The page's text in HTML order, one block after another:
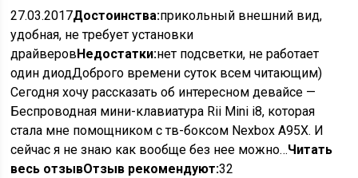
27.03.2017Достоинства:прикольный внешний вид,
удобная, не требует установки
драйверовНедостатки:нет подсветки, не работает
один диодДоброго времени суток всем читающим)
Сегодня хочу рассказать об интересном девайсе —
Беспроводная мини-клавиатура Rii Mini i8, которая
стала мне помощником с тв-боксом Nexbox A95X. И
сейчас я не знаю как вообще без нее можно…Читать
весь отзывОтзыв рекомендуют:32